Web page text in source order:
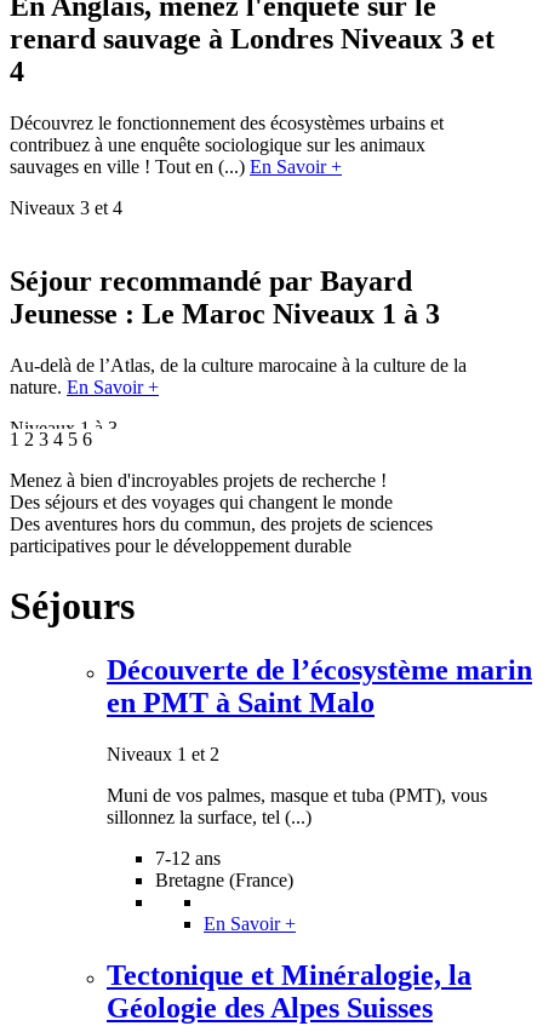
En Anglais, menez l'enquête sur le
renard sauvage à Londres Niveaux 3 et
4
Découvrez le fonctionnement des écosystèmes urbains et
contribuez à une enquête sociologique sur les animaux
sauvages en ville ! Tout en (...) En Savoir +
Niveaux 3 et 4
Séjour recommandé par Bayard
Jeunesse : Le Maroc Niveaux 1 à 3
Au-delà de l’Atlas, de la culture marocaine à la culture de la
nature. En Savoir +
Niveaux 1 à 3
Secrets de la forêt : Au fil de l’Arbre
Origines, Provence, Nature (...)
Niveaux 1 et 2
Collection Au fil de l’Arbre - Aventure verticale au cœur du
Niveaux 1 et 2
Jurassic Base Camp
Trouve des fossiles en anglais ! Tu penses qu'être paléontologue
est un job de rêve ? Viens le confirmer sur une expédition sur la
En Savoir +
Sur les Traces de la Panthère des
Neiges - KirghizstanNiveau 4
1 2 3 4 5 6
Menez à bien d'incroyables projets de recherche !
Des séjours et des voyages qui changent le monde
Des aventures hors du commun, des projets de sciences
participatives pour le développement durable
Séjours
Découverte de l’écosystème marin
en PMT à Saint Malo
Niveaux 1 et 2
Muni de vos palmes, masque et tuba (PMT), vous
sillonnez la surface, tel (...)
7-12 ans
Bretagne (France)
En Savoir +
Tectonique et Minéralogie, la
Géologie des Alpes Suisses